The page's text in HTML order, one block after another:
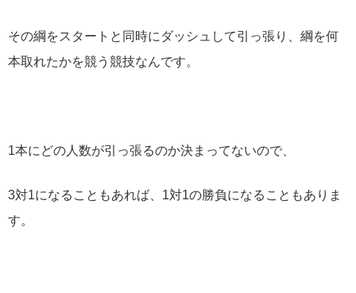
その綱をスタートと同時にダッシュして引っ張り、綱を何
本取れたかを競う競技なんです。
1本にどの人数が引っ張るのか決まってないので、
3対1になることもあれば、1対1の勝負になることもありま
す。